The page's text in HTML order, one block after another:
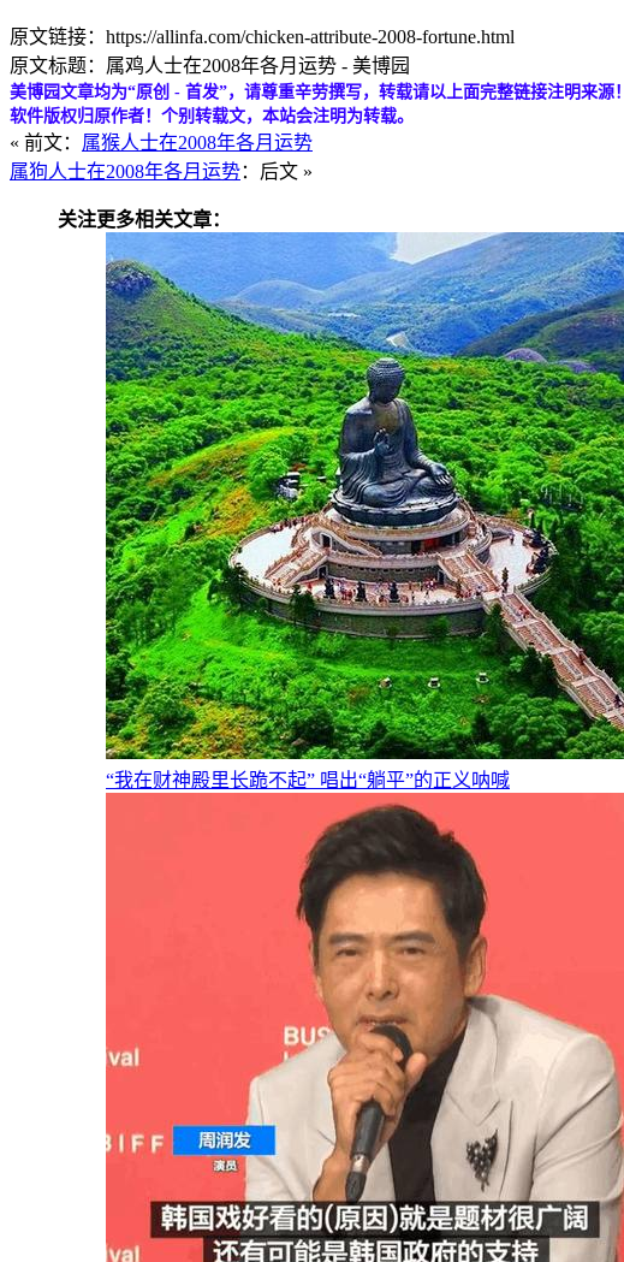
原文链接：https://allinfa.com/chicken-attribute-2008-fortune.html
原文标题：属鸡人士在2008年各月运势 - 美博园
美博园文章均为“原创 - 首发”，请尊重辛劳撰写，转载请以上面完整链接注明来源！
软件版权归原作者！个别转载文，本站会注明为转载。
« 前文： 属猴人士在2008年各月运势
属狗人士在2008年各月运势：后文 »
关注更多相关文章：
“我在财神殿里长跪不起” 唱出“躺平”的正义呐喊